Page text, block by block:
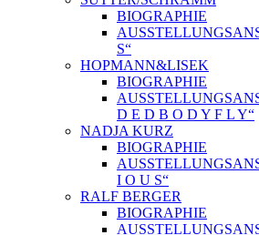
BIOGRAPHIE
S“
HOPMANN&LISEK
BIOGRAPHIE
D E D B O D Y F L Y“
NADJA KURZ
BIOGRAPHIE
I O U S“
RALF BERGER
BIOGRAPHIE